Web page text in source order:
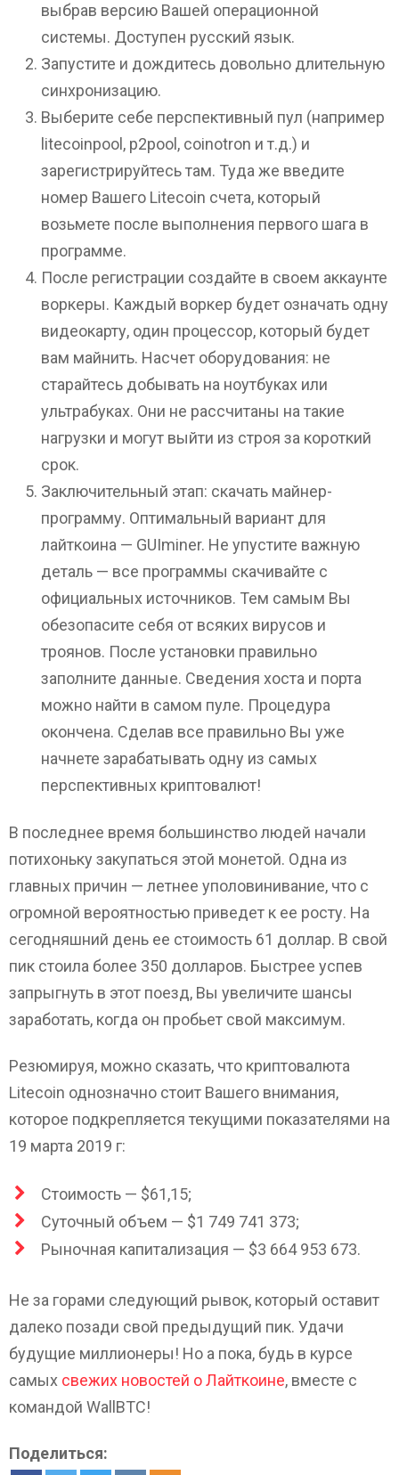
выбрав версию Вашей операционной
системы. Доступен русский язык.
Запустите и дождитесь довольно длительную
синхронизацию.
Выберите себе перспективный пул (например
litecoinpool, p2pool, coinotron и т.д.) и
зарегистрируйтесь там. Туда же введите
номер Вашего Litеcoin счета, который
возьмете после выполнения первого шага в
программе.
После регистрации создайте в своем аккаунте
воркеры. Каждый воркер будет означать одну
видеокарту, один процессор, который будет
вам майнить. Насчет оборудования: не
старайтесь добывать на ноутбуках или
ультрабуках. Они не рассчитаны на такие
нагрузки и могут выйти из строя за короткий
срок.
Заключительный этап: скачать майнер-
программу. Оптимальный вариант для
лайткоина — GUIminer. Не упустите важную
деталь — все программы скачивайте с
официальных источников. Тем самым Вы
обезопасите себя от всяких вирусов и
троянов. После установки правильно
заполните данные. Сведения хоста и порта
можно найти в самом пуле. Процедура
окончена. Сделав все правильно Вы уже
начнете зарабатывать одну из самых
перспективных криптовалют!
В последнее время большинство людей начали
потихоньку закупаться этой монетой. Одна из
главных причин — летнее уполовинивание, что с
огромной вероятностью приведет к ее росту. На
сегодняшний день ее стоимость 61 доллар. В свой
пик стоила более 350 долларов. Быстрее успев
запрыгнуть в этот поезд, Вы увеличите шансы
заработать, когда он пробьет свой максимум.
Резюмируя, можно сказать, что криптовалюта
Litecoin однозначно стоит Вашего внимания,
которое подкрепляется текущими показателями на
19 марта 2019 г:
Стоимость — $61,15;
Суточный объем — $1 749 741 373;
Рыночная капитализация — $3 664 953 673.
Не за горами следующий рывок, который оставит
далеко позади свой предыдущий пик. Удачи
будущие миллионеры! Но а пока, будь в курсе
самых свежих новостей о Лайткоине, вместе с
командой WallBTC!
Поделиться: